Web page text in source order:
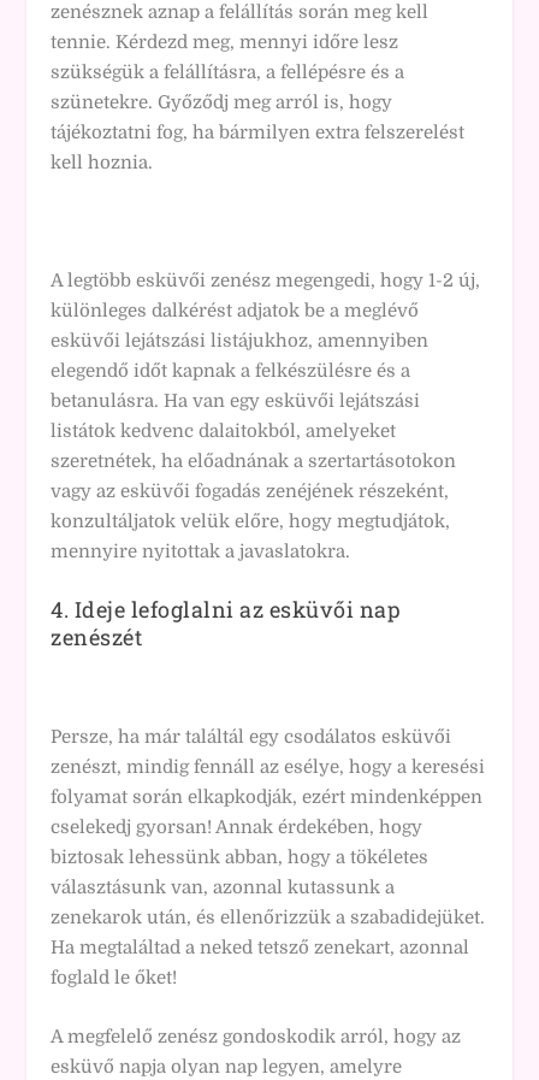
zenésznek aznap a felállítás során meg kell
tennie. Kérdezd meg, mennyi időre lesz
szükségük a felállításra, a fellépésre és a
szünetekre. Győződj meg arról is, hogy
tájékoztatni fog, ha bármilyen extra felszerelést
kell hoznia.
A legtöbb esküvői zenész megengedi, hogy 1-2 új,
különleges dalkérést adjatok be a meglévő
esküvői lejátszási listájukhoz, amennyiben
elegendő időt kapnak a felkészülésre és a
betanulásra. Ha van egy esküvői lejátszási
listátok kedvenc dalaitokból, amelyeket
szeretnétek, ha előadnának a szertartásotokon
vagy az esküvői fogadás zenéjének részeként,
konzultáljatok velük előre, hogy megtudjátok,
mennyire nyitottak a javaslatokra.
4. Ideje lefoglalni az esküvői nap
zenészét
Persze, ha már találtál egy csodálatos esküvői
zenészt, mindig fennáll az esélye, hogy a keresési
folyamat során elkapkodják, ezért mindenképpen
cselekedj gyorsan! Annak érdekében, hogy
biztosak lehessünk abban, hogy a tökéletes
választásunk van, azonnal kutassunk a
zenekarok után, és ellenőrizzük a szabadidejüket.
Ha megtaláltad a neked tetsző zenekart, azonnal
foglald le őket!
A megfelelő zenész gondoskodik arról, hogy az
esküvő napja olyan nap legyen, amelyre